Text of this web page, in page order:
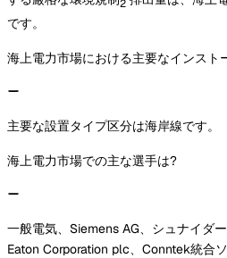
2
です。
海上電力市場における主要なインスト
主要な設置タイプ区分は海岸線です。
海上電力市場での主な選手は?
一般電気、Siemens AG、シュナイダ
Eaton Corporation plc、Conntek統合